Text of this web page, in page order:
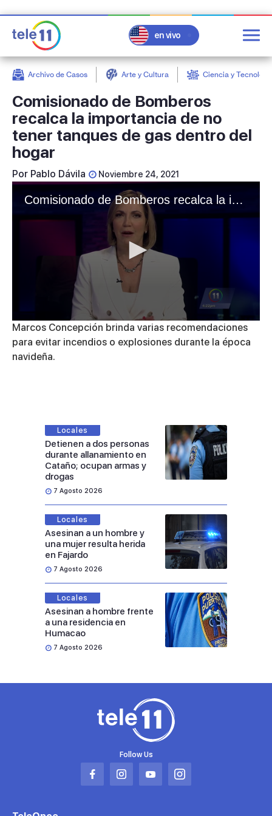
en vivo
Archivo de Casos Arte y Cultura Ciencia y
Comisionado de Bomberos
recalca la importancia de no
tener tanques de gas dentro del
hogar
Por Pablo Dávila Noviembre 24, 2021
Comisionado de Bomberos recalca la importancia de no tener tanques de gas dentro del hogar
0
of
4
Marcos Concepción brinda varias recomendaciones
para evitar incendios o explosiones durante la época
navideña.
Locales
Detienen a dos personas
durante allanamiento en
Cataño; ocupan armas y
drogas
7 Agosto 2026
Locales
Asesinan a un hombre y
una mujer resulta herida
en Fajardo
7 Agosto 2026
Locales
Asesinan a hombre frente
a una residencia en
Humacao
7 Agosto 2026
Follow Us
Abrir
Abrir
Abrir
Abrir
post